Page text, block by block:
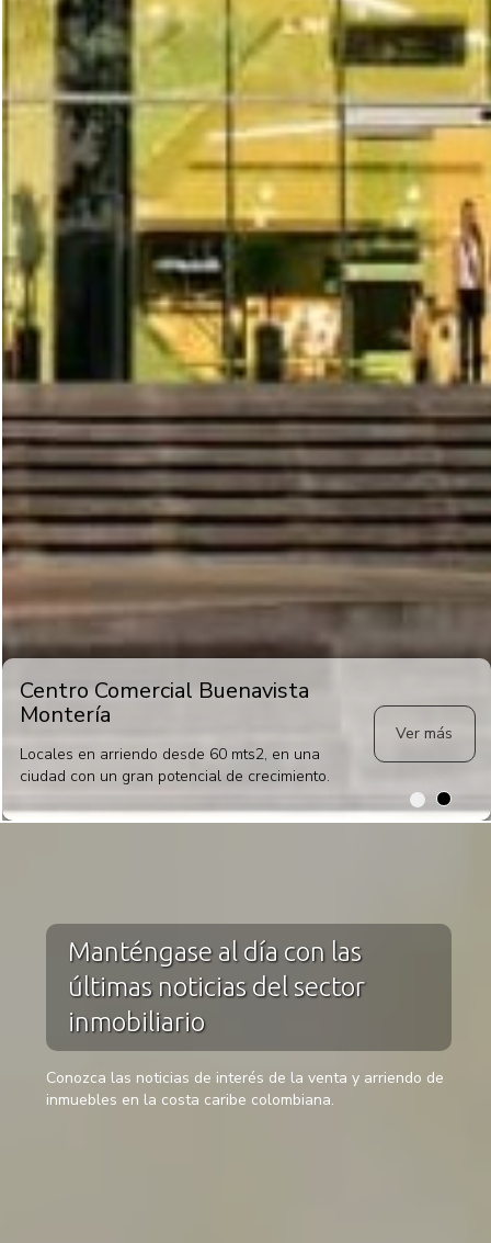
Centro Comercial Buenavista
Montería
Locales en arriendo desde 60 mts2, en una
ciudad con un gran potencial de crecimiento.
Ver más
1 2
Manténgase al día con las
últimas noticias del sector
inmobiliario
Conozca las noticias de interés de la venta y arriendo de
inmuebles en la costa caribe colombiana.